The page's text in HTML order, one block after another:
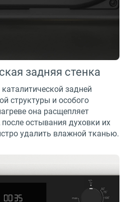
задняя стенка
задней
структуры и особого
она расщепляет
остывания духовки их
удалить влажной тканью.